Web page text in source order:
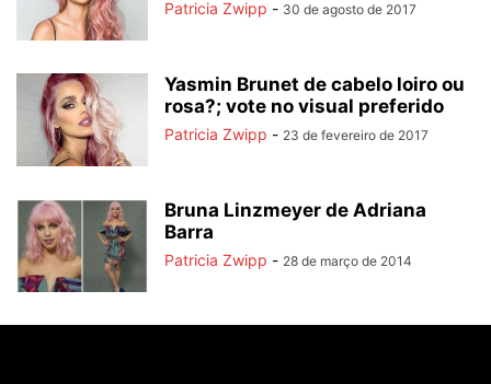
Patricia Zwipp - 30 de agosto de 2017
Yasmin Brunet de cabelo loiro ou
rosa?; vote no visual preferido
Patricia Zwipp - 23 de fevereiro de 2017
Bruna Linzmeyer de Adriana
Barra
Patricia Zwipp - 28 de março de 2014